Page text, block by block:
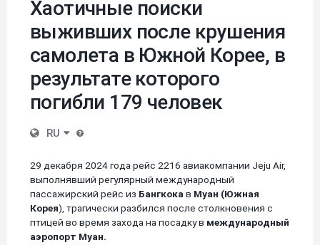
Хаотичные поиски
выживших после крушения
самолета в Южной Корее, в
результате которого
погибли 179 человек
RU
29 декабря 2024 года рейс 2216 авиакомпании Jeju Air,
выполнявший регулярный международный
пассажирский рейс из Бангкока в Муан (Южная
Корея), трагически разбился после столкновения с
птицей во время захода на посадку в международный
аэропорт Муан.